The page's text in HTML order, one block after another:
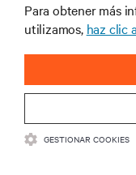
Para obtener más
utilizamos, haz clic
GESTIONAR COOKIES